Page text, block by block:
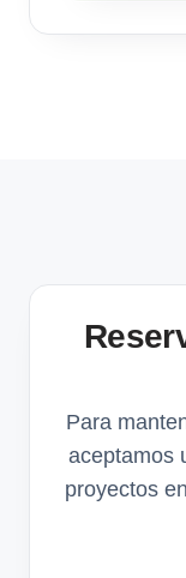
Para
aceptamos
proyectos